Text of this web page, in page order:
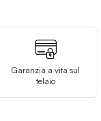
Garanzia a vita sul
telaio